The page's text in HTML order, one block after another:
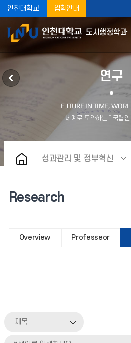
인천대학교 입학안내
도시행정학과
연구
성과관리 및 정부혁신
Research
Overview Professeor
제목